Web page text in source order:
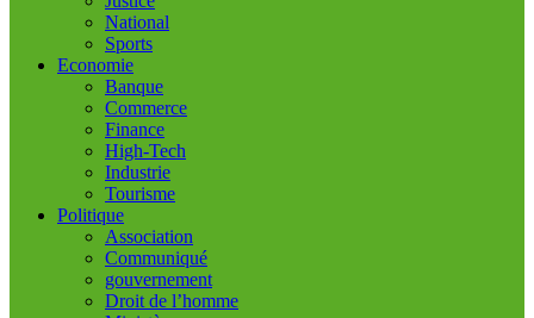
National
Sports
Economie
Banque
Commerce
Finance
High-Tech
Industrie
Tourisme
Politique
Association
Communiqué
gouvernement
Droit de l’homme